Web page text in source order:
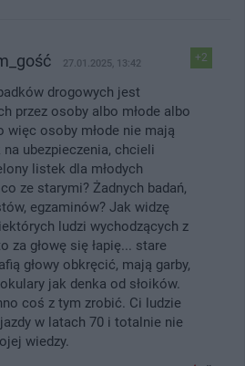
+2
27.01.2025, 13:42
drogowych jest
przez osoby albo młode albo
więc osoby młode nie mają
na ubezpieczenia, chcieli
listek dla młodych
ze starymi? Żadnych badań,
egzaminów? Jak widzę
ludzi wychodzących z
za głowę się łapię... stare
głowy obkręcić, mają garby,
jak denka od słoików.
coś z tym zrobić. Ci ludzie
w latach 70 i totalnie nie
wiedzy.